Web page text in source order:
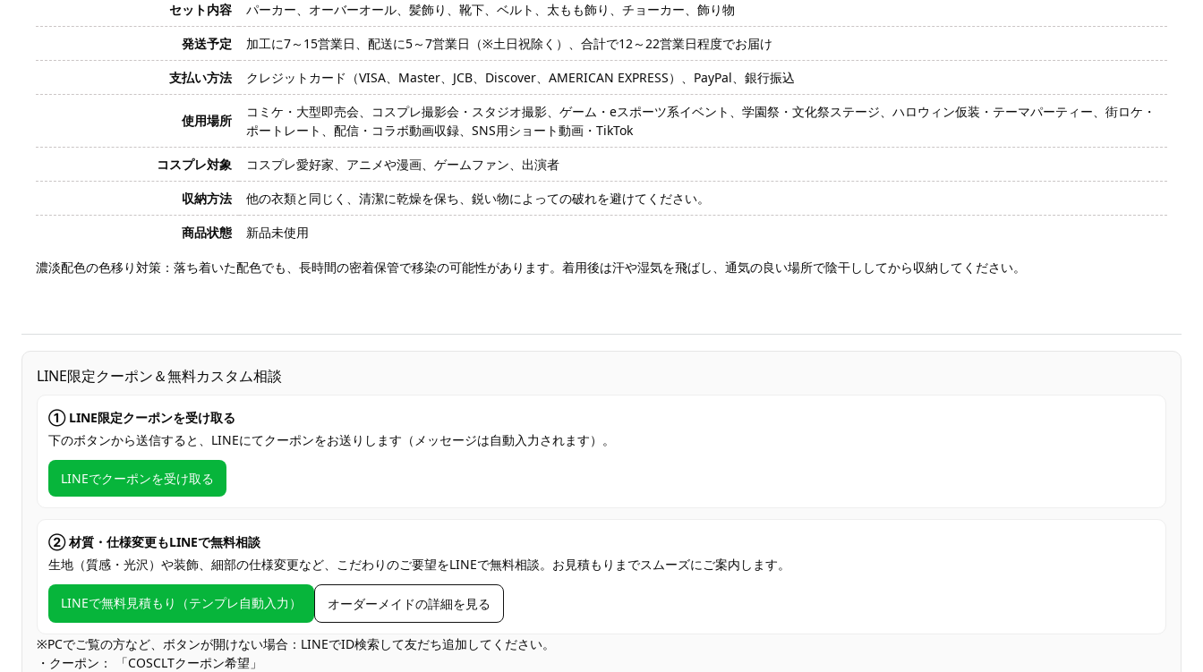
セット内容
パーカー、オーバーオール、髪飾り、靴下、ベルト、太もも飾り、チョーカー、飾り物
発送予定
加工に7～15営業日、配送に5～7営業日（※土日祝除く）、合計で12～22営業日程度でお届け
支払い方法
クレジットカード（VISA、Master、JCB、Discover、AMERICAN EXPRESS）、PayPal、銀行振込
使用場所
コミケ・大型即売会、コスプレ撮影会・スタジオ撮影、ゲーム・eスポーツ系イベント、学園祭・文化祭ステージ、ハロウィン仮装・テーマパーティー、街ロケ・
ポートレート、配信・コラボ動画収録、SNS用ショート動画・TikTok
コスプレ対象
コスプレ愛好家、アニメや漫画、ゲームファン、出演者
収納方法
他の衣類と同じく、清潔に乾燥を保ち、鋭い物によっての破れを避けてください。
商品状態
新品未使用
濃淡配色の色移り対策：落ち着いた配色でも、長時間の密着保管で移染の可能性があります。着用後は汗や湿気を飛ばし、通気の良い場所で陰干ししてから収納してください。
LINE限定クーポン＆無料カスタム相談
① LINE限定クーポンを受け取る
下のボタンから送信すると、LINEにてクーポンをお送りします（メッセージは自動入力されます）。
LINEでクーポンを受け取る
② 材質・仕様変更もLINEで無料相談
生地（質感・光沢）や装飾、細部の仕様変更など、こだわりのご要望をLINEで無料相談。お見積もりまでスムーズにご案内します。
LINEで無料見積もり（テンプレ自動入力） オーダーメイドの詳細を見る
※PCでご覧の方など、ボタンが開けない場合：LINEでID検索して友だち追加してください。
・クーポン： 「COSCLTクーポン希望」